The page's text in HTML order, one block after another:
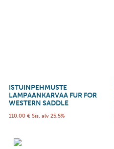
ISTUINPEHMUSTE
LAMPAANKARVAA FUR FOR
WESTERN SADDLE
110,00 € Sis. alv 25,5%